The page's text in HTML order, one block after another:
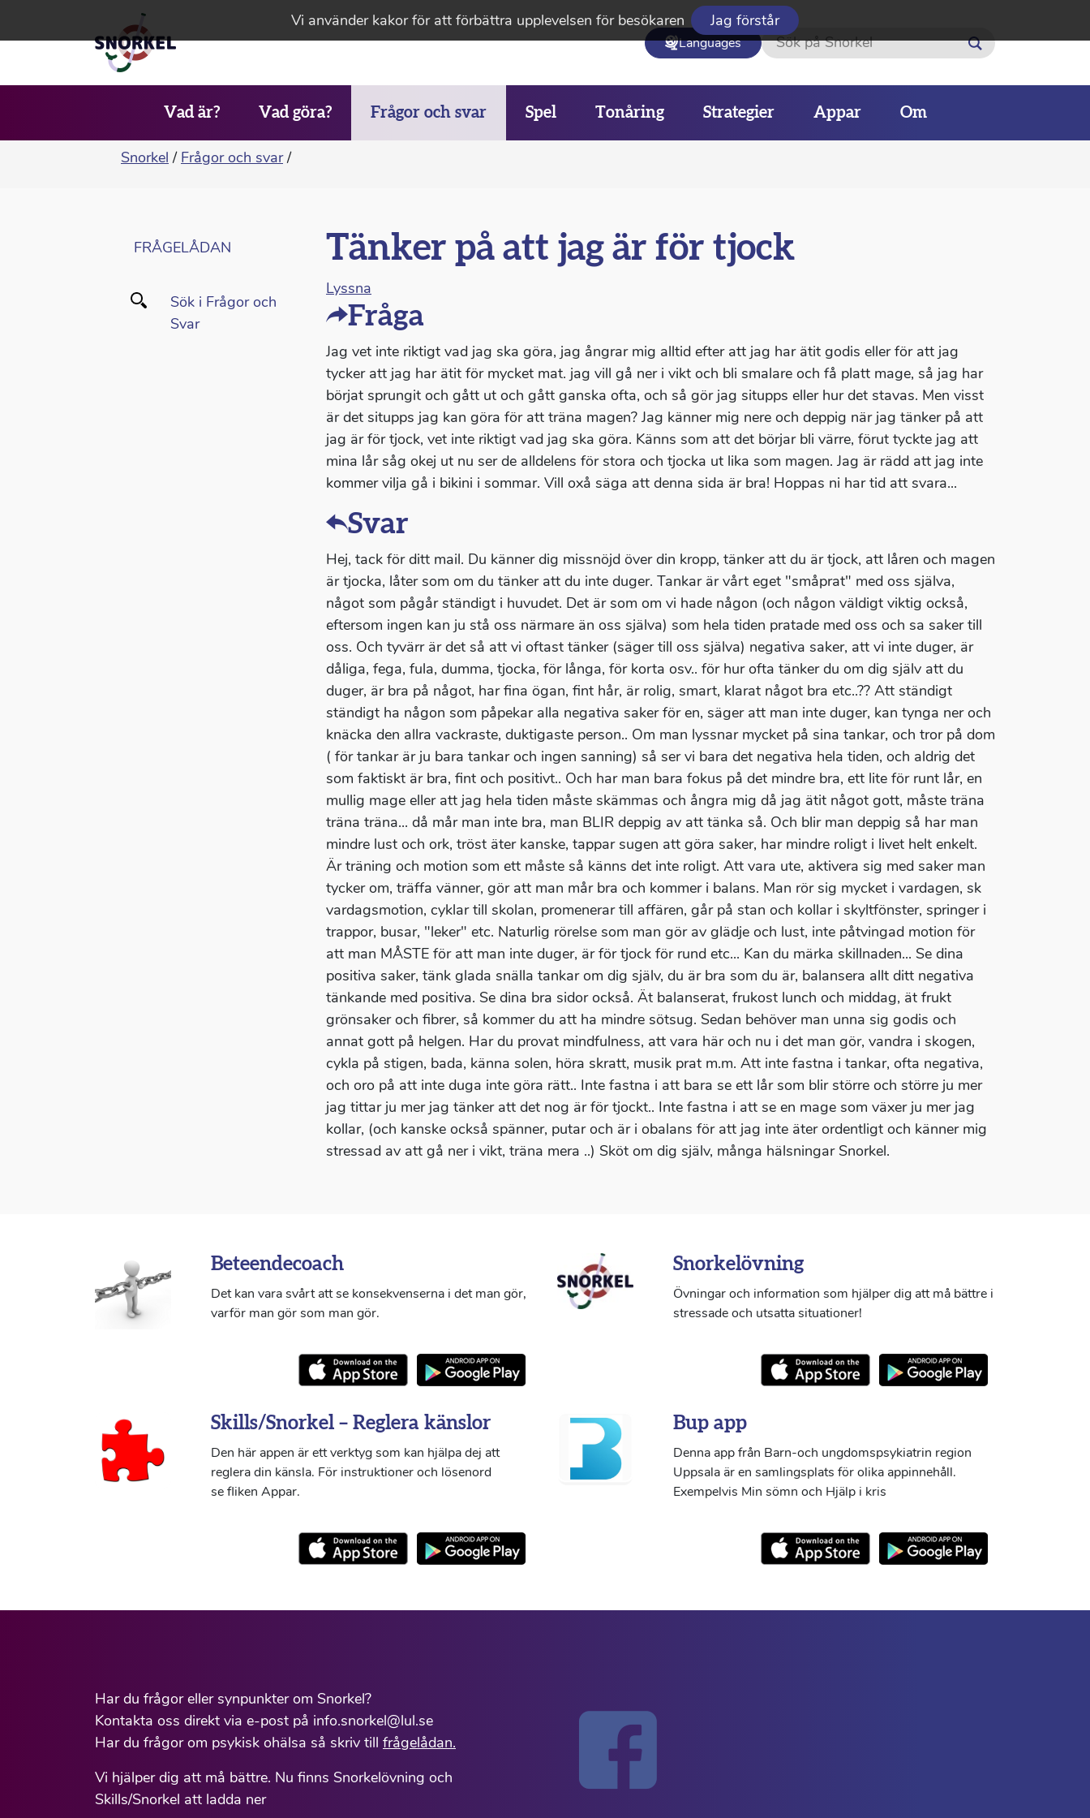
Vi använder kakor för att förbättra upplevelsen för besökaren Jag förstår
Languages Sök
Vad är? Vad göra? Frågor och svar Spel Tonåring Strategier Appar Om
Snorkel / Frågor och svar /
FRÅGELÅDAN
Sök i Frågor och
Svar
Tänker på att jag är för tjock
Lyssna
Fråga
Jag vet inte riktigt vad jag ska göra, jag ångrar mig alltid efter att jag har ätit godis eller för att jag
tycker att jag har ätit för mycket mat. jag vill gå ner i vikt och bli smalare och få platt mage, så jag har
börjat sprungit och gått ut och gått ganska ofta, och så gör jag situpps eller hur det stavas. Men visst
är det situpps jag kan göra för att träna magen? Jag känner mig nere och deppig när jag tänker på att
jag är för tjock, vet inte riktigt vad jag ska göra. Känns som att det börjar bli värre, förut tyckte jag att
mina lår såg okej ut nu ser de alldelens för stora och tjocka ut lika som magen. Jag är rädd att jag inte
kommer vilja gå i bikini i sommar. Vill oxå säga att denna sida är bra! Hoppas ni har tid att svara...
Svar
Hej, tack för ditt mail. Du känner dig missnöjd över din kropp, tänker att du är tjock, att låren och magen
är tjocka, låter som om du tänker att du inte duger. Tankar är vårt eget "småprat" med oss själva,
något som pågår ständigt i huvudet. Det är som om vi hade någon (och någon väldigt viktig också,
eftersom ingen kan ju stå oss närmare än oss själva) som hela tiden pratade med oss och sa saker till
oss. Och tyvärr är det så att vi oftast tänker (säger till oss själva) negativa saker, att vi inte duger, är
dåliga, fega, fula, dumma, tjocka, för långa, för korta osv.. för hur ofta tänker du om dig själv att du
duger, är bra på något, har fina ögan, fint hår, är rolig, smart, klarat något bra etc..?? Att ständigt
ständigt ha någon som påpekar alla negativa saker för en, säger att man inte duger, kan tynga ner och
knäcka den allra vackraste, duktigaste person.. Om man lyssnar mycket på sina tankar, och tror på dom
( för tankar är ju bara tankar och ingen sanning) så ser vi bara det negativa hela tiden, och aldrig det
som faktiskt är bra, fint och positivt.. Och har man bara fokus på det mindre bra, ett lite för runt lår, en
mullig mage eller att jag hela tiden måste skämmas och ångra mig då jag ätit något gott, måste träna
träna träna... då mår man inte bra, man BLIR deppig av att tänka så. Och blir man deppig så har man
mindre lust och ork, tröst äter kanske, tappar sugen att göra saker, har mindre roligt i livet helt enkelt.
Är träning och motion som ett måste så känns det inte roligt. Att vara ute, aktivera sig med saker man
tycker om, träffa vänner, gör att man mår bra och kommer i balans. Man rör sig mycket i vardagen, sk
vardagsmotion, cyklar till skolan, promenerar till affären, går på stan och kollar i skyltfönster, springer i
trappor, busar, "leker" etc. Naturlig rörelse som man gör av glädje och lust, inte påtvingad motion för
att man MÅSTE för att man inte duger, är för tjock för rund etc... Kan du märka skillnaden... Se dina
positiva saker, tänk glada snälla tankar om dig själv, du är bra som du är, balansera allt ditt negativa
tänkande med positiva. Se dina bra sidor också. Ät balanserat, frukost lunch och middag, ät frukt
grönsaker och fibrer, så kommer du att ha mindre sötsug. Sedan behöver man unna sig godis och
annat gott på helgen. Har du provat mindfulness, att vara här och nu i det man gör, vandra i skogen,
cykla på stigen, bada, känna solen, höra skratt, musik prat m.m. Att inte fastna i tankar, ofta negativa,
och oro på att inte duga inte göra rätt.. Inte fastna i att bara se ett lår som blir större och större ju mer
jag tittar ju mer jag tänker att det nog är för tjockt.. Inte fastna i att se en mage som växer ju mer jag
kollar, (och kanske också spänner, putar och är i obalans för att jag inte äter ordentligt och känner mig
stressad av att gå ner i vikt, träna mera ..) Sköt om dig själv, många hälsningar Snorkel.
Beteendecoach
Det kan vara svårt att se konsekvenserna i det man gör,
varför man gör som man gör.
Snorkelövning
Övningar och information som hjälper dig att må bättre i
stressade och utsatta situationer!
Skills/Snorkel – Reglera känslor
Den här appen är ett verktyg som kan hjälpa dej att
reglera din känsla. För instruktioner och lösenord
se fliken Appar.
Bup app
Denna app från Barn-och ungdomspsykiatrin region
Uppsala är en samlingsplats för olika appinnehåll.
Exempelvis Min sömn och Hjälp i kris
Har du frågor eller synpunkter om Snorkel?
Kontakta oss direkt via e-post på info.snorkel@lul.se
Har du frågor om psykisk ohälsa så skriv till frågelådan.
Vi hjälper dig att må bättre. Nu finns Snorkelövning och
Skills/Snorkel att ladda ner